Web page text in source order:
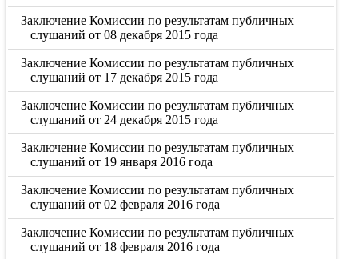
Заключение Комиссии по результатам публичных
слушаний от 08 декабря 2015 года
Заключение Комиссии по результатам публичных
слушаний от 17 декабря 2015 года
Заключение Комиссии по результатам публичных
слушаний от 24 декабря 2015 года
Заключение Комиссии по результатам публичных
слушаний от 19 января 2016 года
Заключение Комиссии по результатам публичных
слушаний от 02 февраля 2016 года
Заключение Комиссии по результатам публичных
слушаний от 18 февраля 2016 года